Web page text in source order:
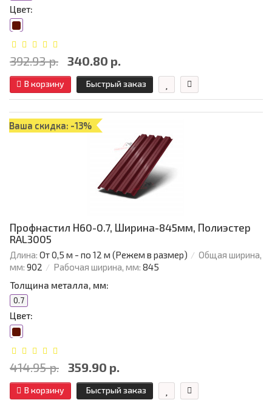
Цвет:
392.93 р. 340.80 р.
В корзину Быстрый заказ
Ваша скидка: -13%
Профнастил Н60-0.7, Ширина-845мм, Полиэстер
RAL3005
Длина: От 0,5 м - по 12 м (Режем в размер)
Общая ширина,
мм: 902 Рабочая ширина, мм: 845
Толщина металла, мм:
0.7
Цвет:
414.95 р. 359.90 р.
В корзину Быстрый заказ